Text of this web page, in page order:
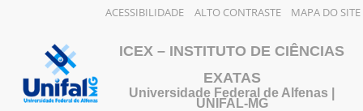
ACESSIBILIDADE ALTO CONTRASTE MAPA DO SITE
ICEX – INSTITUTO DE CIÊNCIAS
EXATAS
Universidade Federal de Alfenas |
UNIFAL-MG